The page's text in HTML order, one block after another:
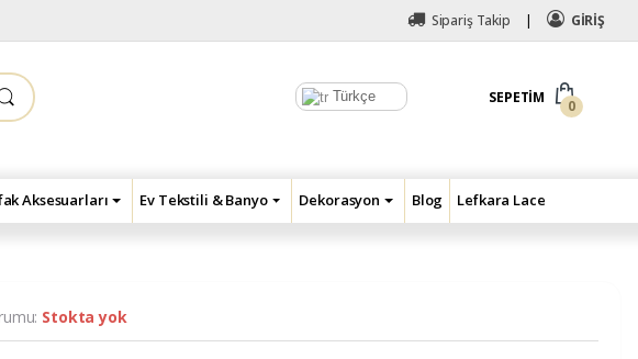
Sipariş Takip GİRİŞ
Türkçe SEPETIM
0
Aksesuarları Ev Tekstili & Banyo Dekorasyon Blog Lefkara Lace
Stokta yok